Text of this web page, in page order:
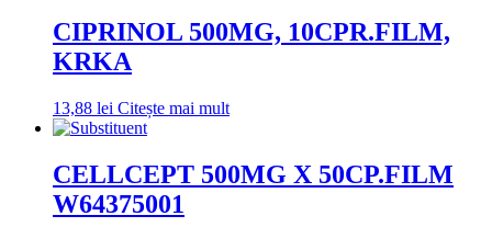
CIPRINOL 500MG, 10CPR.FILM,
KRKA
13,88 lei Citește mai mult
CELLCEPT 500MG X 50CP.FILM
W64375001